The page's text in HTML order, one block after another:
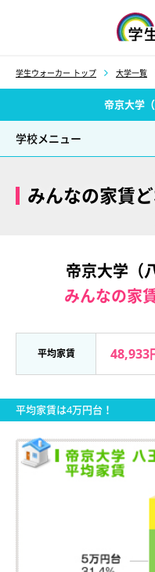
学生ウォーカー トップ 大学一覧
帝京大学
学校メニュー
みんなの家賃
帝京大学（
みんなの家
平均家賃 48,933
平均家賃は4万円台！